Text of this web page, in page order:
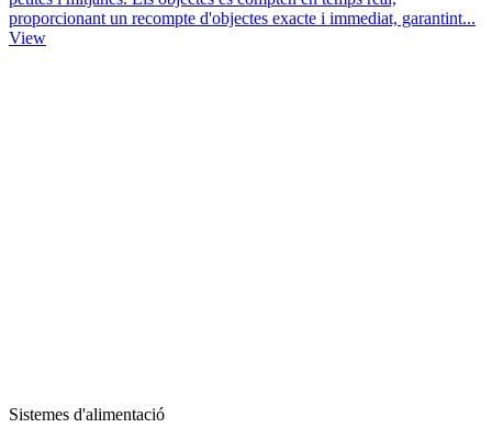
proporcionant un recompte d'objectes exacte i immediat, garantint...
View
Sistemes d'alimentació